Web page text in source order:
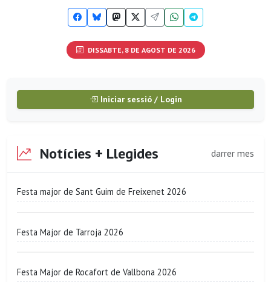
DISSABTE, 8 DE AGOST DE 2026
Iniciar sessió / Login
Notícies + Llegides darrer mes
Festa major de Sant Guim de Freixenet 2026
Festa Major de Tarroja 2026
Festa Major de Rocafort de Vallbona 2026